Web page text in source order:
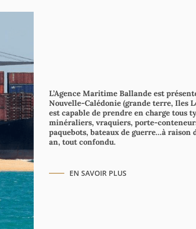
L’Agence Maritime Ballande est
Nouvelle-Calédonie (grande terre, Iles
est capable de prendre en charge tous
minéraliers, vraquiers, porte-
paquebots, bateaux de guerre…à raison
an, tout confondu.
EN SAVOIR PLUS